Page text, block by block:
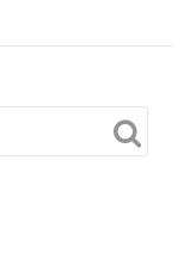
la
fasciation